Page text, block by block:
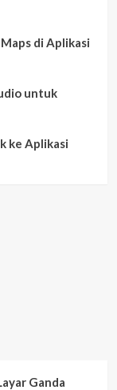
di Aplikasi
untuk
ke Aplikasi
Ganda